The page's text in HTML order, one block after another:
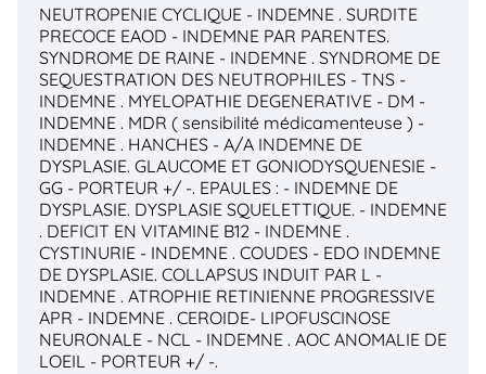
NEUTROPENIE CYCLIQUE - INDEMNE . SURDITE
PRECOCE EAOD - INDEMNE PAR PARENTES.
SYNDROME DE RAINE - INDEMNE . SYNDROME DE
SEQUESTRATION DES NEUTROPHILES - TNS -
INDEMNE . MYELOPATHIE DEGENERATIVE - DM -
INDEMNE . MDR ( sensibilité médicamenteuse ) -
INDEMNE . HANCHES - A/A INDEMNE DE
DYSPLASIE. GLAUCOME ET GONIODYSQUENESIE -
GG - PORTEUR +/ -. EPAULES : - INDEMNE DE
DYSPLASIE. DYSPLASIE SQUELETTIQUE. - INDEMNE
. DEFICIT EN VITAMINE B12 - INDEMNE .
CYSTINURIE - INDEMNE . COUDES - EDO INDEMNE
DE DYSPLASIE. COLLAPSUS INDUIT PAR L -
INDEMNE . ATROPHIE RETINIENNE PROGRESSIVE
APR - INDEMNE . CEROIDE- LIPOFUSCINOSE
NEURONALE - NCL - INDEMNE . AOC ANOMALIE DE
LOEIL - PORTEUR +/ -.